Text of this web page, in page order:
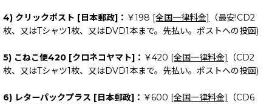
4) クリックポスト [日本郵政]： ￥198 [全国一律料金]
（最安!CD2
枚、又はTシャツ1枚、又はDVD1本まで。先払い。ポストへの投函)
5) こねこ便420 [クロネコヤマト]： ￥420 [全国一律料金]
（CD2
枚、又はTシャツ1枚、又はDVD1本まで。先払い。ポストへの投函)
6) レターパックプラス [日本郵政]： ￥600 [全国一律料金]
（CD6